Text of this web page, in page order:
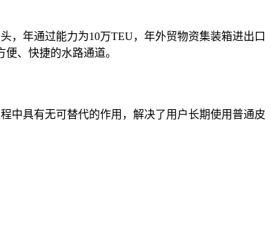
年通过能力为10万TEU，年外贸物资集装箱进出口
、快捷的水路通道。
中具有无可替代的作用，解决了用户长期使用普通皮